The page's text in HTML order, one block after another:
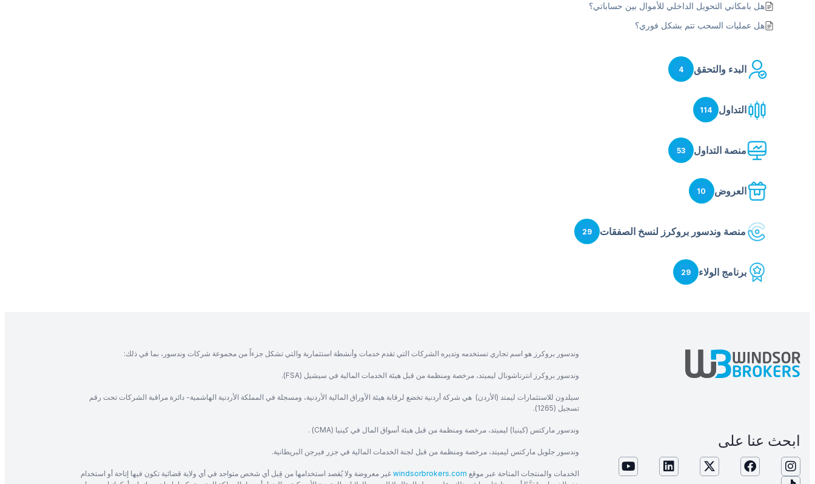
هل بامكاني التحويل الداخلي للأموال بين حساباتي؟
هل عمليات السحب تتم بشكل فوري؟
البدء والتحقق 4
التداول 114
منصة التداول 53
العروض 10
منصة وندسور بروكرز لنسخ الصفقات 29
برنامج الولاء 29
ابحث عنا على
وندسور بروكرز هو اسم تجاري تستخدمه وتديره الشركات التي تقدم خدمات وأنشطة استثمارية والتي تشكل جزءاً من مجموعة شركات وندسور، بما في ذلك:
وندسور بروكرز انترناشونال ليميتد، مرخصة ومنظمة من قبل هيئة الخدمات المالية في سيشيل (FSA).
سيلدون للاستثمارات ليمتد (الأردن) هي شركة أردنية تخضع لرقابة هيئة الأوراق المالية الأردنية، ومسجلة في المملكة الأردنية الهاشمية- دائرة مراقبة الشركات تحت رقم
تسجيل (1265).
وندسور ماركتس (كينيا) ليميتد، مرخصة ومنظمة من قبل هيئة أسواق المال في كينيا (CMA) .
وندسور جلوبل ماركتس ليميتد، مرخصة ومنظمة من قبل لجنة الخدمات المالية في جزر فيرجن البريطانية.
الخدمات والمنتجات المتاحة عبر موقع windsorbrokers.com غير معروضة ولا يُقصد استخدامها من قِبل أي شخص متواجد في أي ولاية قضائية تكون فيها إتاحة أو استخدام